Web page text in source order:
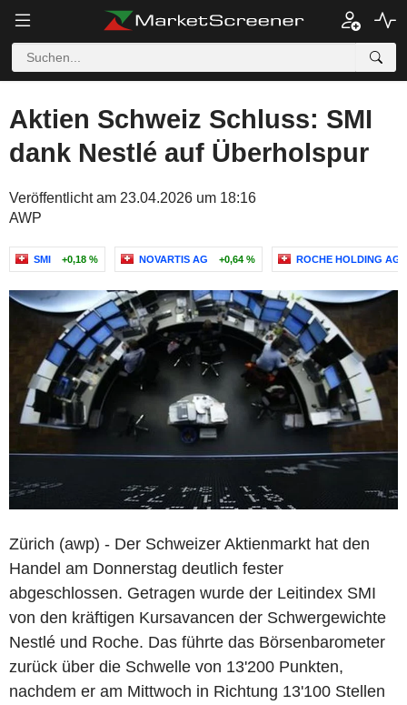
Aktien Schweiz Schluss: SMI
dank Nestlé auf Überholspur
Veröffentlicht am 23.04.2026 um 18:16
AWP
SMI +0,18 % NOVARTIS AG +0,64 % ROCHE HOLDING AG
Zürich (awp) - Der Schweizer Aktienmarkt hat den
Handel am Donnerstag deutlich fester
abgeschlossen. Getragen wurde der Leitindex SMI
von den kräftigen Kursavancen der Schwergewichte
Nestlé und Roche. Das führte das Börsenbarometer
zurück über die Schwelle von 13'200 Punkten,
nachdem er am Mittwoch in Richtung 13'100 Stellen